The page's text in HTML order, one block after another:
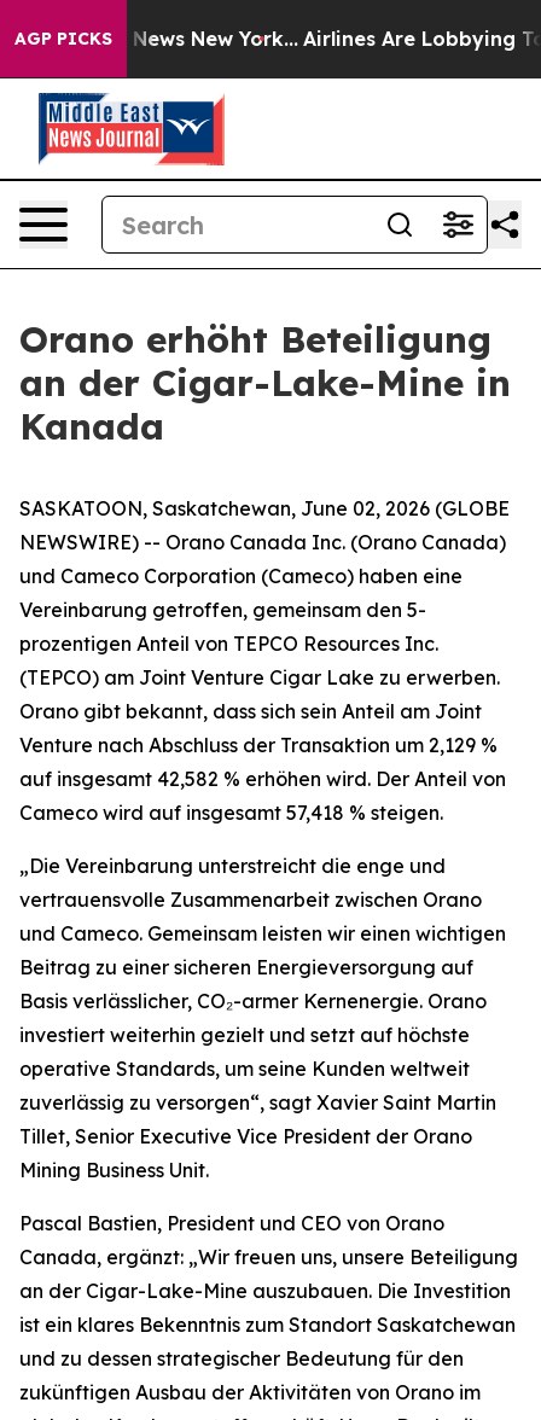
AGP PICKS
CBS News New York... Airlines Are Lobbying To
Orano erhöht Beteiligung
an der Cigar-Lake-Mine in
Kanada
SASKATOON, Saskatchewan, June 02, 2026 (GLOBE
NEWSWIRE) -- Orano Canada Inc. (Orano Canada)
und Cameco Corporation (Cameco) haben eine
Vereinbarung getroffen, gemeinsam den 5-
prozentigen Anteil von TEPCO Resources Inc.
(TEPCO) am Joint Venture Cigar Lake zu erwerben.
Orano gibt bekannt, dass sich sein Anteil am Joint
Venture nach Abschluss der Transaktion um 2,129 %
auf insgesamt 42,582 % erhöhen wird. Der Anteil von
Cameco wird auf insgesamt 57,418 % steigen.
„Die Vereinbarung unterstreicht die enge und
vertrauensvolle Zusammenarbeit zwischen Orano
und Cameco. Gemeinsam leisten wir einen wichtigen
Beitrag zu einer sicheren Energieversorgung auf
Basis verlässlicher, CO₂-armer Kernenergie. Orano
investiert weiterhin gezielt und setzt auf höchste
operative Standards, um seine Kunden weltweit
zuverlässig zu versorgen“, sagt Xavier Saint Martin
Tillet, Senior Executive Vice President der Orano
Mining Business Unit.
Pascal Bastien, President und CEO von Orano
Canada, ergänzt: „Wir freuen uns, unsere Beteiligung
an der Cigar-Lake-Mine auszubauen. Die Investition
ist ein klares Bekenntnis zum Standort Saskatchewan
und zu dessen strategischer Bedeutung für den
zukünftigen Ausbau der Aktivitäten von Orano im